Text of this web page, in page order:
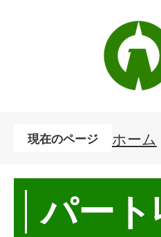
現在のページ ホーム
パー